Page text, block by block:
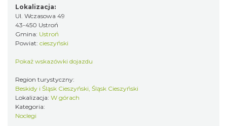
Lokalizacja:
Ul. Wczasowa 49
43-450 Ustroń
Gmina: Ustroń
Powiat: cieszyński
Pokaż wskazówki dojazdu
Region turystyczny:
Beskidy i Śląsk Cieszyński, Śląsk Cieszyński
Lokalizacja: W górach
Kategoria:
Noclegi